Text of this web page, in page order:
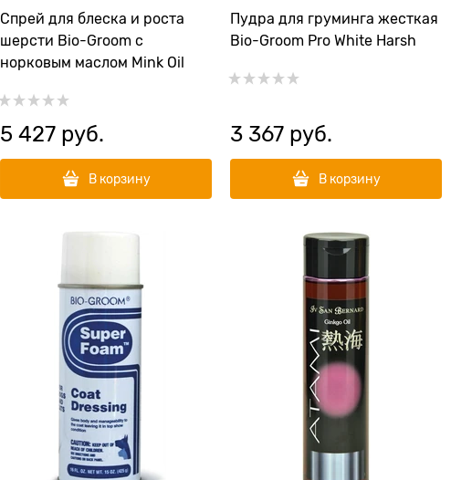
Cпрей для блеска и роста
шерсти Bio-Groom с
норковым маслом Mink Oil
5 427 руб.
В корзину
Пудра для груминга жесткая
Bio-Groom Pro White Harsh
3 367 руб.
В корзину